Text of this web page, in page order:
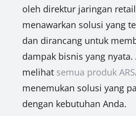
oleh direktur jaringan
menawarkan solusi yang
dan dirancang untuk
dampak bisnis yang nyata.
melihat semua produk
menemukan solusi yang
dengan kebutuhan Anda.